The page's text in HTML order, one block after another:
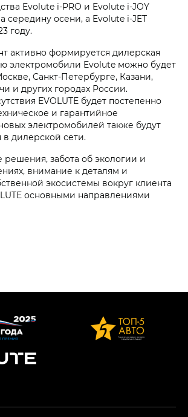
Evolute i‑PRO и Evolute i‑JOY
середину осени, а Evolute i‑JET
году.
активно формируется дилерская
электромобили Evolute можно будет
Санкт-Петербурге, Казани,
и других городах России.
EVOLUTE будет постепенно
и гарантийное
электромобилей также будут
в дилерской сети.
забота об экологии и
внимание к деталям и
экосистемы вокруг клиента
основными направлениями